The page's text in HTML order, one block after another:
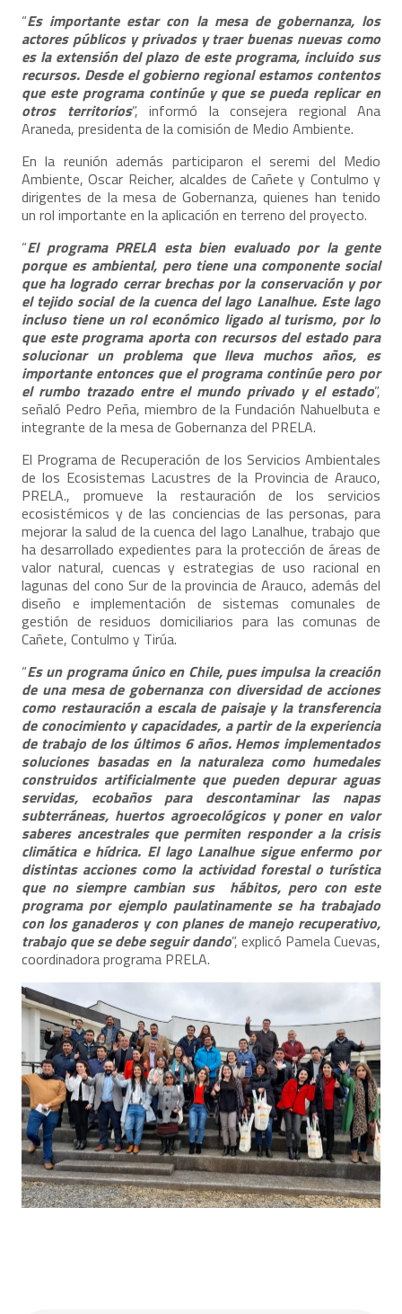
“Es importante estar con la mesa de gobernanza, los
actores públicos y privados y traer buenas nuevas como
es la extensión del plazo de este programa, incluido sus
recursos. Desde el gobierno regional estamos contentos
que este programa continúe y que se pueda replicar en
otros territorios”, informó la consejera regional Ana
Araneda, presidenta de la comisión de Medio Ambiente.
En la reunión además participaron el seremi del Medio
Ambiente, Oscar Reicher, alcaldes de Cañete y Contulmo y
dirigentes de la mesa de Gobernanza, quienes han tenido
un rol importante en la aplicación en terreno del proyecto.
“El programa PRELA esta bien evaluado por la gente
porque es ambiental, pero tiene una componente social
que ha logrado cerrar brechas por la conservación y por
el tejido social de la cuenca del lago Lanalhue. Este lago
incluso tiene un rol económico ligado al turismo, por lo
que este programa aporta con recursos del estado para
solucionar un problema que lleva muchos años, es
importante entonces que el programa continúe pero por
el rumbo trazado entre el mundo privado y el estado”,
señaló Pedro Peña, miembro de la Fundación Nahuelbuta e
integrante de la mesa de Gobernanza del PRELA.
El Programa de Recuperación de los Servicios Ambientales
de los Ecosistemas Lacustres de la Provincia de Arauco,
PRELA., promueve la restauración de los servicios
ecosistémicos y de las conciencias de las personas, para
mejorar la salud de la cuenca del lago Lanalhue, trabajo que
ha desarrollado expedientes para la protección de áreas de
valor natural, cuencas y estrategias de uso racional en
lagunas del cono Sur de la provincia de Arauco, además del
diseño e implementación de sistemas comunales de
gestión de residuos domiciliarios para las comunas de
Cañete, Contulmo y Tirúa.
“Es un programa único en Chile, pues impulsa la creación
de una mesa de gobernanza con diversidad de acciones
como restauración a escala de paisaje y la transferencia
de conocimiento y capacidades, a partir de la experiencia
de trabajo de los últimos 6 años. Hemos implementados
soluciones basadas en la naturaleza como humedales
construidos artificialmente que pueden depurar aguas
servidas, ecobaños para descontaminar las napas
subterráneas, huertos agroecológicos y poner en valor
saberes ancestrales que permiten responder a la crisis
climática e hídrica. El lago Lanalhue sigue enfermo por
distintas acciones como la actividad forestal o turística
que no siempre cambian sus hábitos, pero con este
programa por ejemplo paulatinamente se ha trabajado
con los ganaderos y con planes de manejo recuperativo,
trabajo que se debe seguir dando”, explicó Pamela Cuevas,
coordinadora programa PRELA.